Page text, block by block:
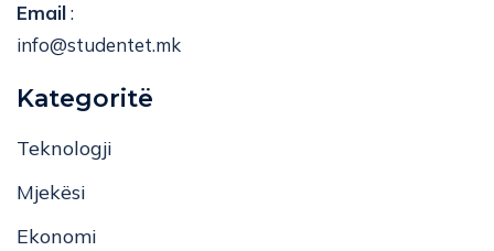
Email:
info@studentet.mk
Kategoritë
Teknologji
Mjekësi
Ekonomi